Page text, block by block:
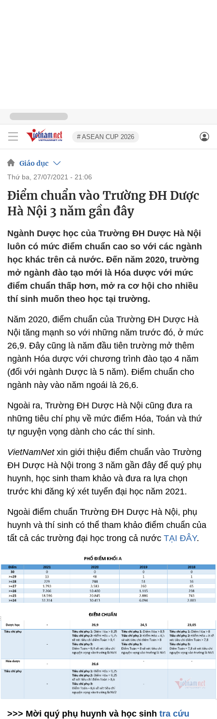
# ASEAN CUP 2026
Giáo dục
thứ ba, 27/07/2021 - 21:06
Điểm chuẩn vào Trường ĐH Dược
Hà Nội 3 năm gần đây
Ngành Dược học của Trường ĐH Dược Hà Nội
luôn có mức điểm chuẩn cao so với các ngành
học khác trên cả nước. Đến năm 2020, trường
mở ngành đào tạo mới là Hóa dược với mức
điểm chuẩn thấp hơn, mở ra cơ hội cho nhiều
thí sinh muốn theo học tại trường.
Năm 2020, điểm chuẩn của Trường ĐH Dược Hà
Nội tăng mạnh so với những năm trước đó, ở mức
26,9. Đây cũng là năm đầu tiên trường mở thêm
ngành Hóa dược với chương trình đào tạo 4 năm
(đối với ngành Dược là 5 năm). Điểm chuẩn cho
ngành này vào năm ngoái là 26,6.
Ngoài ra, Trường ĐH Dược Hà Nội cũng đưa ra
những tiêu chí phụ về mức điểm Hóa, Toán và thứ
tự nguyện vọng dành cho các thí sinh.
VietNamNet xin giới thiệu điểm chuẩn vào Trường
ĐH Dược Hà Nội trong 3 năm gần đây để quý phụ
huynh, học sinh tham khảo và đưa ra lựa chọn
trước khi đăng ký xét tuyển đại học năm 2021.
Ngoài điểm chuẩn Trường ĐH Dược Hà Nội, phụ
huynh và thí sinh có thể tham khảo điểm chuẩn của
tất cả các trường đại học trong cả nước TẠI ĐÂY.
>>> Mời quý phụ huynh và học sinh tra cứu